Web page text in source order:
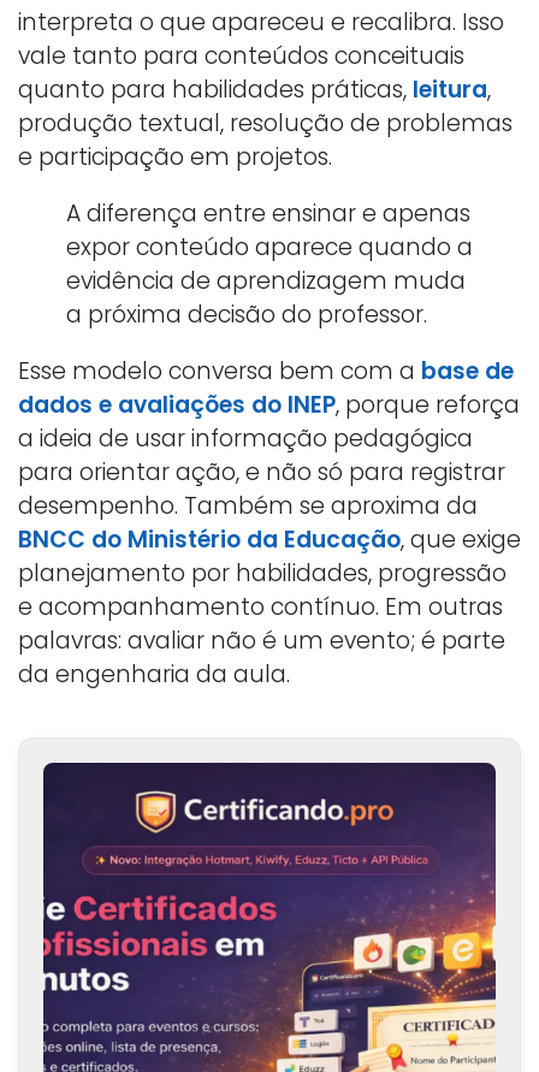
interpreta o que apareceu e recalibra. Isso
vale tanto para conteúdos conceituais
quanto para habilidades práticas, leitura,
produção textual, resolução de problemas
e participação em projetos.
A diferença entre ensinar e apenas
expor conteúdo aparece quando a
evidência de aprendizagem muda
a próxima decisão do professor.
Esse modelo conversa bem com a base de
dados e avaliações do INEP, porque reforça
a ideia de usar informação pedagógica
para orientar ação, e não só para registrar
desempenho. Também se aproxima da
BNCC do Ministério da Educação, que exige
planejamento por habilidades, progressão
e acompanhamento contínuo. Em outras
palavras: avaliar não é um evento; é parte
da engenharia da aula.